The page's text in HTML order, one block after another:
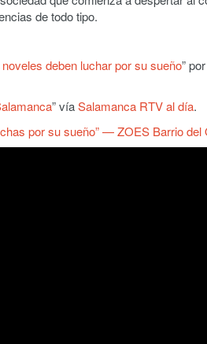
de todo tipo.
deben luchar por su sueño” por
” víaSalamanca RTV al día.
por su sueño” — ZOES Barrio del